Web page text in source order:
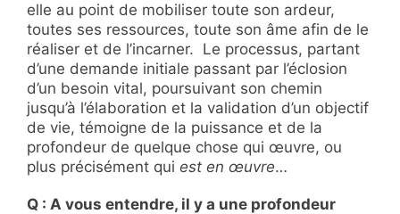
elle au point de mobiliser toute son ardeur,
toutes ses ressources, toute son âme afin de le
réaliser et de l’incarner. Le processus, partant
d’une demande initiale passant par l’éclosion
d’un besoin vital, poursuivant son chemin
jusqu’à l’élaboration et la validation d’un objectif
de vie, témoigne de la puissance et de la
profondeur de quelque chose qui œuvre, ou
plus précisément qui est en œuvre…
Q : A vous entendre, il y a une profondeur